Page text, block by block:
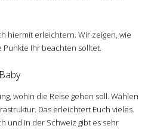
hiermit erleichtern. Wir zeigen, wie
Ihr beachten solltet.
wohin die Reise gehen soll. Wählen
Das erleichtert Euch vieles.
und in der Schweiz gibt es sehr